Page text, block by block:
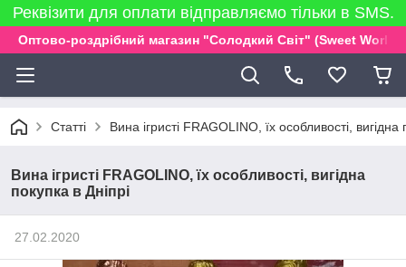
Реквізити для оплати відправляємо тільки в SMS.
Оптово-роздрібний магазин "Солодкий Світ" (Sweet World)
Статті Вина ігристі FRAGOLINO, їх особливості, вигідна
Вина ігристі FRAGOLINO, їх особливості, вигідна
покупка в Дніпрі
27.02.2020